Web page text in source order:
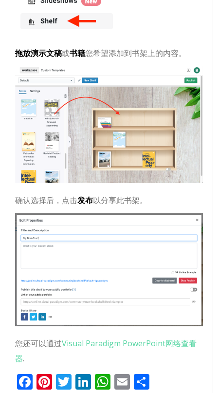
拖放演示文稿或书籍您希望添加到书架上的内容。
确认选择后，点击发布以分享此书架。
您还可以通过Visual Paradigm PowerPoint网络查看
器.
Facebook
Pinterest
Twitter
LinkedIn
WhatsApp
Email